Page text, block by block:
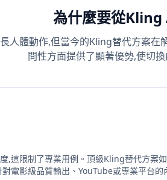
為什麼要從Kling
人體動作,但當今的Kling替代方案在
問性方面提供了顯著優勢,使切
,這限制了專業用例。頂級Kling替代方案
電影級品質輸出、YouTube或專業平台